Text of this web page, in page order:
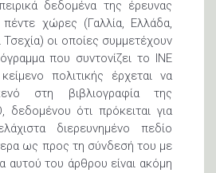
δεδομένα της έρευνας
χώρες (Γαλλία, Ελλάδα,
Τσεχία) οι οποίες συμμετέχουν
που συντονίζει το ΙΝΕ
πολιτικής έρχεται να
στη βιβλιογραφία της
δεδομένου ότι πρόκειται για
διερευνημένο πεδίο
ως προς τη σύνδεσή του με
αυτού του άρθρου είναι ακόμη